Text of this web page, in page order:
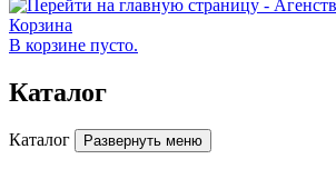
Корзина
В корзине пусто.
Каталог
Каталог Развернуть меню